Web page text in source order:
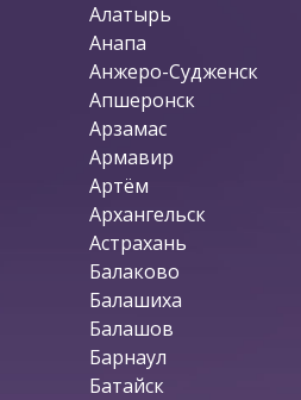
Алатырь
Анапа
Анжеро-Судженск
Апшеронск
Арзамас
Армавир
Артём
Архангельск
Астрахань
Балаково
Балашиха
Балашов
Барнаул
Батайск